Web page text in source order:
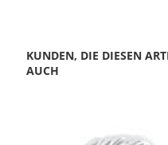
KUNDEN, DIE DIESEN
AUCH